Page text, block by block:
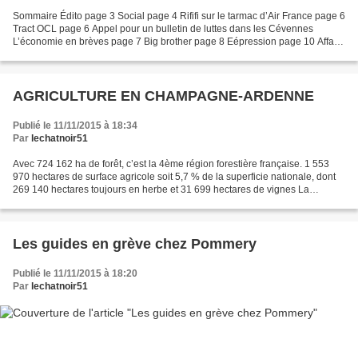
Sommaire Édito page 3 Social page 4 Rififi sur le tarmac d’Air France page 6
Tract OCL page 6 Appel pour un bulletin de luttes dans les Cévennes
L’économie en brèves page 7 Big brother page 8 Eépression page 10 Affaire
AGRICULTURE EN CHAMPAGNE-ARDENNE
Publié le 11/11/2015 à 18:34
Par lechatnoir51
Avec 724 162 ha de forêt, c’est la 4ème région forestière française. 1 553
970 hectares de surface agricole soit 5,7 % de la superficie nationale, dont
269 140 hectares toujours en herbe et 31 699 hectares de vignes La
Les guides en grève chez Pommery
Publié le 11/11/2015 à 18:20
Par lechatnoir51